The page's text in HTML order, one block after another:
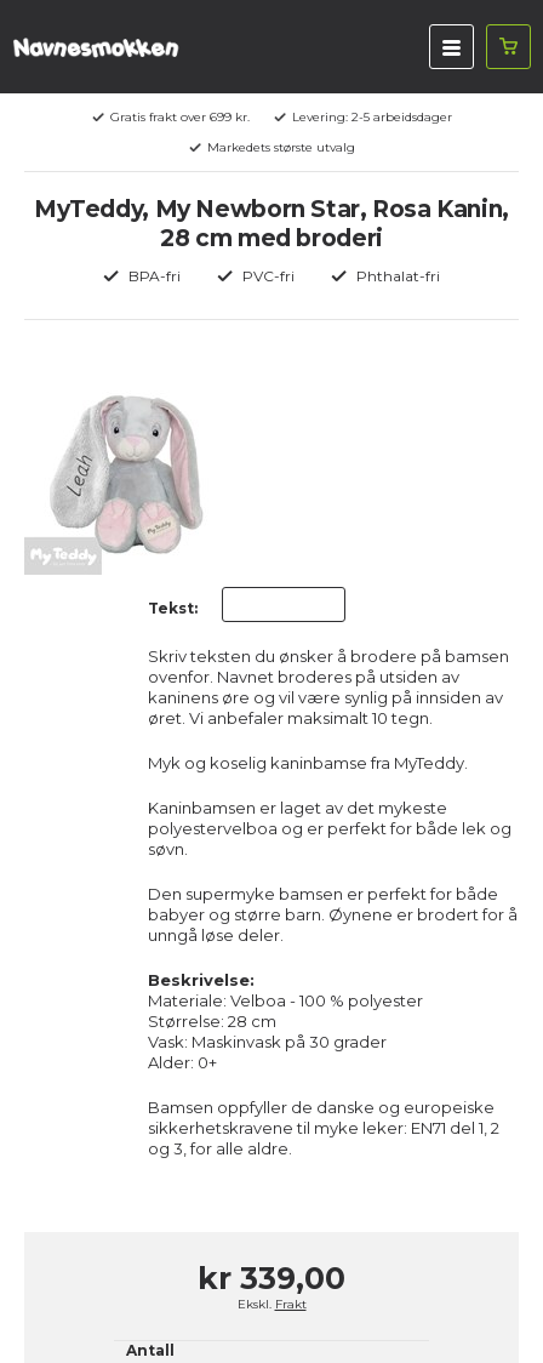
Gratis frakt over 699 kr.
Levering: 2-5 arbeidsdager
Markedets største utvalg
MyTeddy, My Newborn Star, Rosa Kanin,
28 cm med broderi
BPA-fri PVC-fri Phthalat-fri
Tekst:
Skriv teksten du ønsker å brodere på bamsen
ovenfor. Navnet broderes på utsiden av
kaninens øre og vil være synlig på innsiden av
øret. Vi anbefaler maksimalt 10 tegn.
Myk og koselig kaninbamse fra MyTeddy.
Kaninbamsen er laget av det mykeste
polyestervelboa og er perfekt for både lek og
søvn.
Den supermyke bamsen er perfekt for både
babyer og større barn. Øynene er brodert for å
unngå løse deler.
Beskrivelse:
Materiale: Velboa - 100 % polyester
Størrelse: 28 cm
Vask: Maskinvask på 30 grader
Alder: 0+
Bamsen oppfyller de danske og europeiske
sikkerhetskravene til myke leker: EN71 del 1, 2
og 3, for alle aldre.
kr 339,00
Ekskl. Frakt
Antall